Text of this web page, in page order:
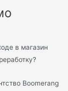
в магазин
Boomerang